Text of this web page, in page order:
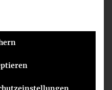
internationalen
Frau Prof. Lopatta
Entwürfen konsultieren,